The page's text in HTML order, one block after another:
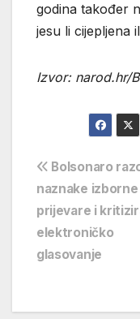
godina također
jesu li cijepljena
Izvor: narod.hr/
objava
Bolsonaro
naznake izborne
prijevare i
elektroničko
glasovanje